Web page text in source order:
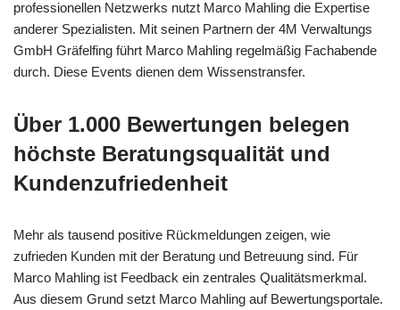
professionellen Netzwerks nutzt Marco Mahling die Expertise
anderer Spezialisten. Mit seinen Partnern der 4M Verwaltungs
GmbH Gräfelfing führt Marco Mahling regelmäßig Fachabende
durch. Diese Events dienen dem Wissenstransfer.
Über 1.000 Bewertungen belegen
höchste Beratungsqualität und
Kundenzufriedenheit
Mehr als tausend positive Rückmeldungen zeigen, wie
zufrieden Kunden mit der Beratung und Betreuung sind. Für
Marco Mahling ist Feedback ein zentrales Qualitätsmerkmal.
Aus diesem Grund setzt Marco Mahling auf Bewertungsportale.